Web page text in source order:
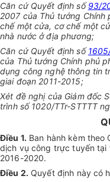
Căn cứ Quyết định số93/
2007 của Thủ tướng Chính
chế một cửa, cơ chế một
nhà nước ở địa phương;
Căn cứ Quyết định số
của Thủ tướng Chính phủ
dụng công nghệ thông tin
giai đoạn 2011-2015;
Xét đề nghị của Giám đốc
trình số 1020/TTr-STTTT
Điều 1. Ban hành kèm theo
dịch vụ công trực tuyến tại
2016-2020.
Điều 2. Quyết định này có